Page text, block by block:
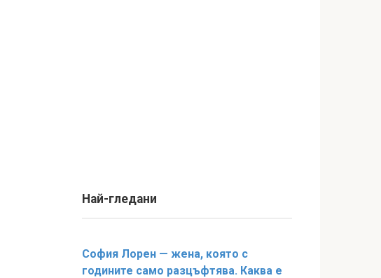
Най-гледани
София Лорен — жена, която с
годините само разцъфтява. Каква е